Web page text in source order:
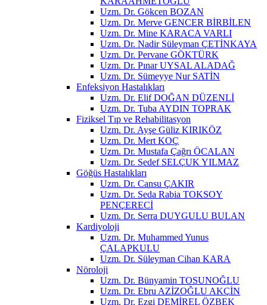
Uzm. Dr. Gökcen BOZAN
Uzm. Dr. Merve GENCER BİRBİLEN
Uzm. Dr. Mine KARACA VARLI
Uzm. Dr. Nadir Süleyman ÇETİNKAYA
Uzm. Dr. Pervane GÖKTÜRK
Uzm. Dr. Pınar UYSAL ALADAĞ
Uzm. Dr. Sümeyye Nur SATİN
Enfeksiyon Hastalıkları
Uzm. Dr. Elif DOĞAN DÜZENLİ
Uzm. Dr. Tuba AYDIN TOPRAK
Fiziksel Tıp ve Rehabilitasyon
Uzm. Dr. Ayşe Güliz KIRIKÖZ
Uzm. Dr. Mert KOÇ
Uzm. Dr. Mustafa Çağrı ÖCALAN
Uzm. Dr. Sedef SELÇUK YILMAZ
Göğüs Hastalıkları
Uzm. Dr. Cansu ÇAKIR
Uzm. Dr. Seda Rabia TOKSOY
PENÇERECİ
Uzm. Dr. Serra DUYGULU BULAN
Kardiyoloji
Uzm. Dr. Muhammed Yunus
ÇALAPKULU
Uzm. Dr. Süleyman Cihan KARA
Nöroloji
Uzm. Dr. Bünyamin TOSUNOĞLU
Uzm. Dr. Ebru AZİZOĞLU AKÇİN
Uzm. Dr. Ezgi DEMİREL ÖZBEK